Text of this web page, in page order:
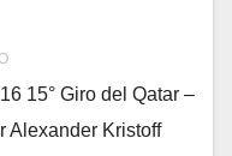
15° Giro del Qatar –
Alexander Kristoff